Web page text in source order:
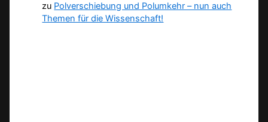
zu Polverschiebung und Polumkehr – nun auch
Themen für die Wissenschaft!